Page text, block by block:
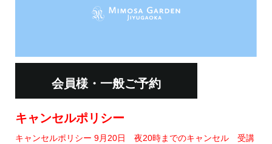
会員様・一般ご予約
キャンセルポリシー
キャンセルポリシー 9月20日 夜20時までのキャンセル 受講